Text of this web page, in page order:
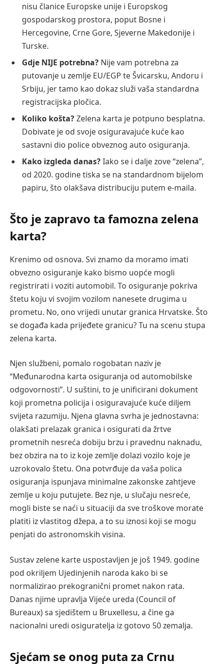
nisu članice Europske unije i Europskog
gospodarskog prostora, poput Bosne i
Hercegovine, Crne Gore, Sjeverne Makedonije i
Turske.
Gdje NIJE potrebna? Nije vam potrebna za
putovanje u zemlje EU/EGP te Švicarsku, Andoru i
Srbiju, jer tamo kao dokaz služi vaša standardna
registracijska pločica.
Koliko košta?Zelena karta je potpuno besplatna.
Dobivate je od svoje osiguravajuće kuće kao
sastavni dio police obveznog auto osiguranja.
Kako izgleda danas?Iako se i dalje zove “zelena”,
od 2020. godine tiska se na standardnom bijelom
papiru, što olakšava distribuciju putem e-maila.
Što je zapravo ta famozna zelena
karta?
Krenimo od osnova. Svi znamo da moramo imati
obvezno osiguranje kako bismo uopće mogli
registrirati i voziti automobil. To osiguranje pokriva
štetu koju vi svojim vozilom nanesete drugima u
prometu. No, ono vrijedi unutar granica Hrvatske. Što
se događa kada prijeđete granicu? Tu na scenu stupa
zelena karta.
Njen službeni, pomalo rogobatan naziv je
“Međunarodna karta osiguranja od automobilske
odgovornosti”. U suštini, to je unificirani dokument
koji prometna policija i osiguravajuće kuće diljem
svijeta razumiju. Njena glavna svrha je jednostavna:
olakšati prelazak granica i osigurati da žrtve
prometnih nesreća dobiju brzu i pravednu naknadu,
bez obzira na to iz koje zemlje dolazi vozilo koje je
uzrokovalo štetu. Ona potvrđuje da vaša polica
osiguranja ispunjava minimalne zakonske zahtjeve
zemlje u koju putujete. Bez nje, u slučaju nesreće,
mogli biste se naći u situaciji da sve troškove morate
platiti iz vlastitog džepa, a to su iznosi koji se mogu
penjati do astronomskih visina.
Sustav zelene karte uspostavljen je još 1949. godine
pod okriljem Ujedinjenih naroda kako bi se
normalizirao prekogranični promet nakon rata.
Danas njime upravlja Vijeće ureda (Council of
Bureaux) sa sjedištem u Bruxellesu, a čine ga
nacionalni uredi osiguratelja iz gotovo 50 zemalja.
Sjećam se onog puta za Crnu